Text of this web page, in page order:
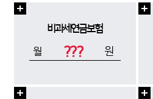
비과세연금보험
월 ??? 원